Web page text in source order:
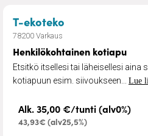
T-ekoteko
78200 Varkaus
Henkilökohtainen kotiapu
Etsitkö itsellesi tai läheisellesi aina
kotiapuun esim. siivoukseen... Lue
Alk. 35,00 €/tunti (alv0%)
43,93€ (alv25,5%)